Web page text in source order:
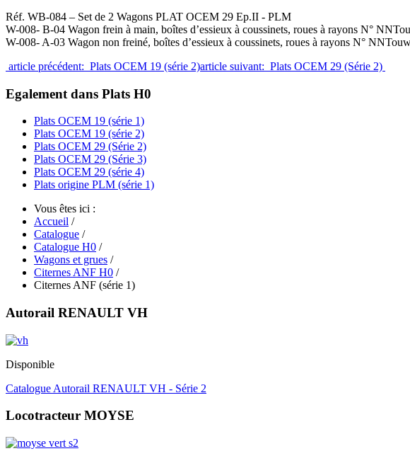
Réf. WB-084 – Set de 2 Wagons PLAT OCEM 29 Ep.II - PLM
W-008- B-04 Wagon frein à main, boîtes d’essieux à coussinets, roues à rayons N°
W-008- A-03 Wagon non freiné, boîtes d’essieux à coussinets, roues à rayons N°
article précédent: Plats OCEM 19 (série 2)article suivant: Plats OCEM 29 (Série 2)
Egalement dans Plats H0
Plats OCEM 19 (série 1)
Plats OCEM 19 (série 2)
Plats OCEM 29 (Série 2)
Plats OCEM 29 (Série 3)
Plats OCEM 29 (série 4)
Plats origine PLM (série 1)
Vous êtes ici :
Accueil /
Catalogue /
Catalogue H0 /
Wagons et grues /
Citernes ANF H0 /
Citernes ANF (série 1)
Autorail RENAULT VH
Disponible
Catalogue Autorail RENAULT VH - Série 2
Locotracteur MOYSE